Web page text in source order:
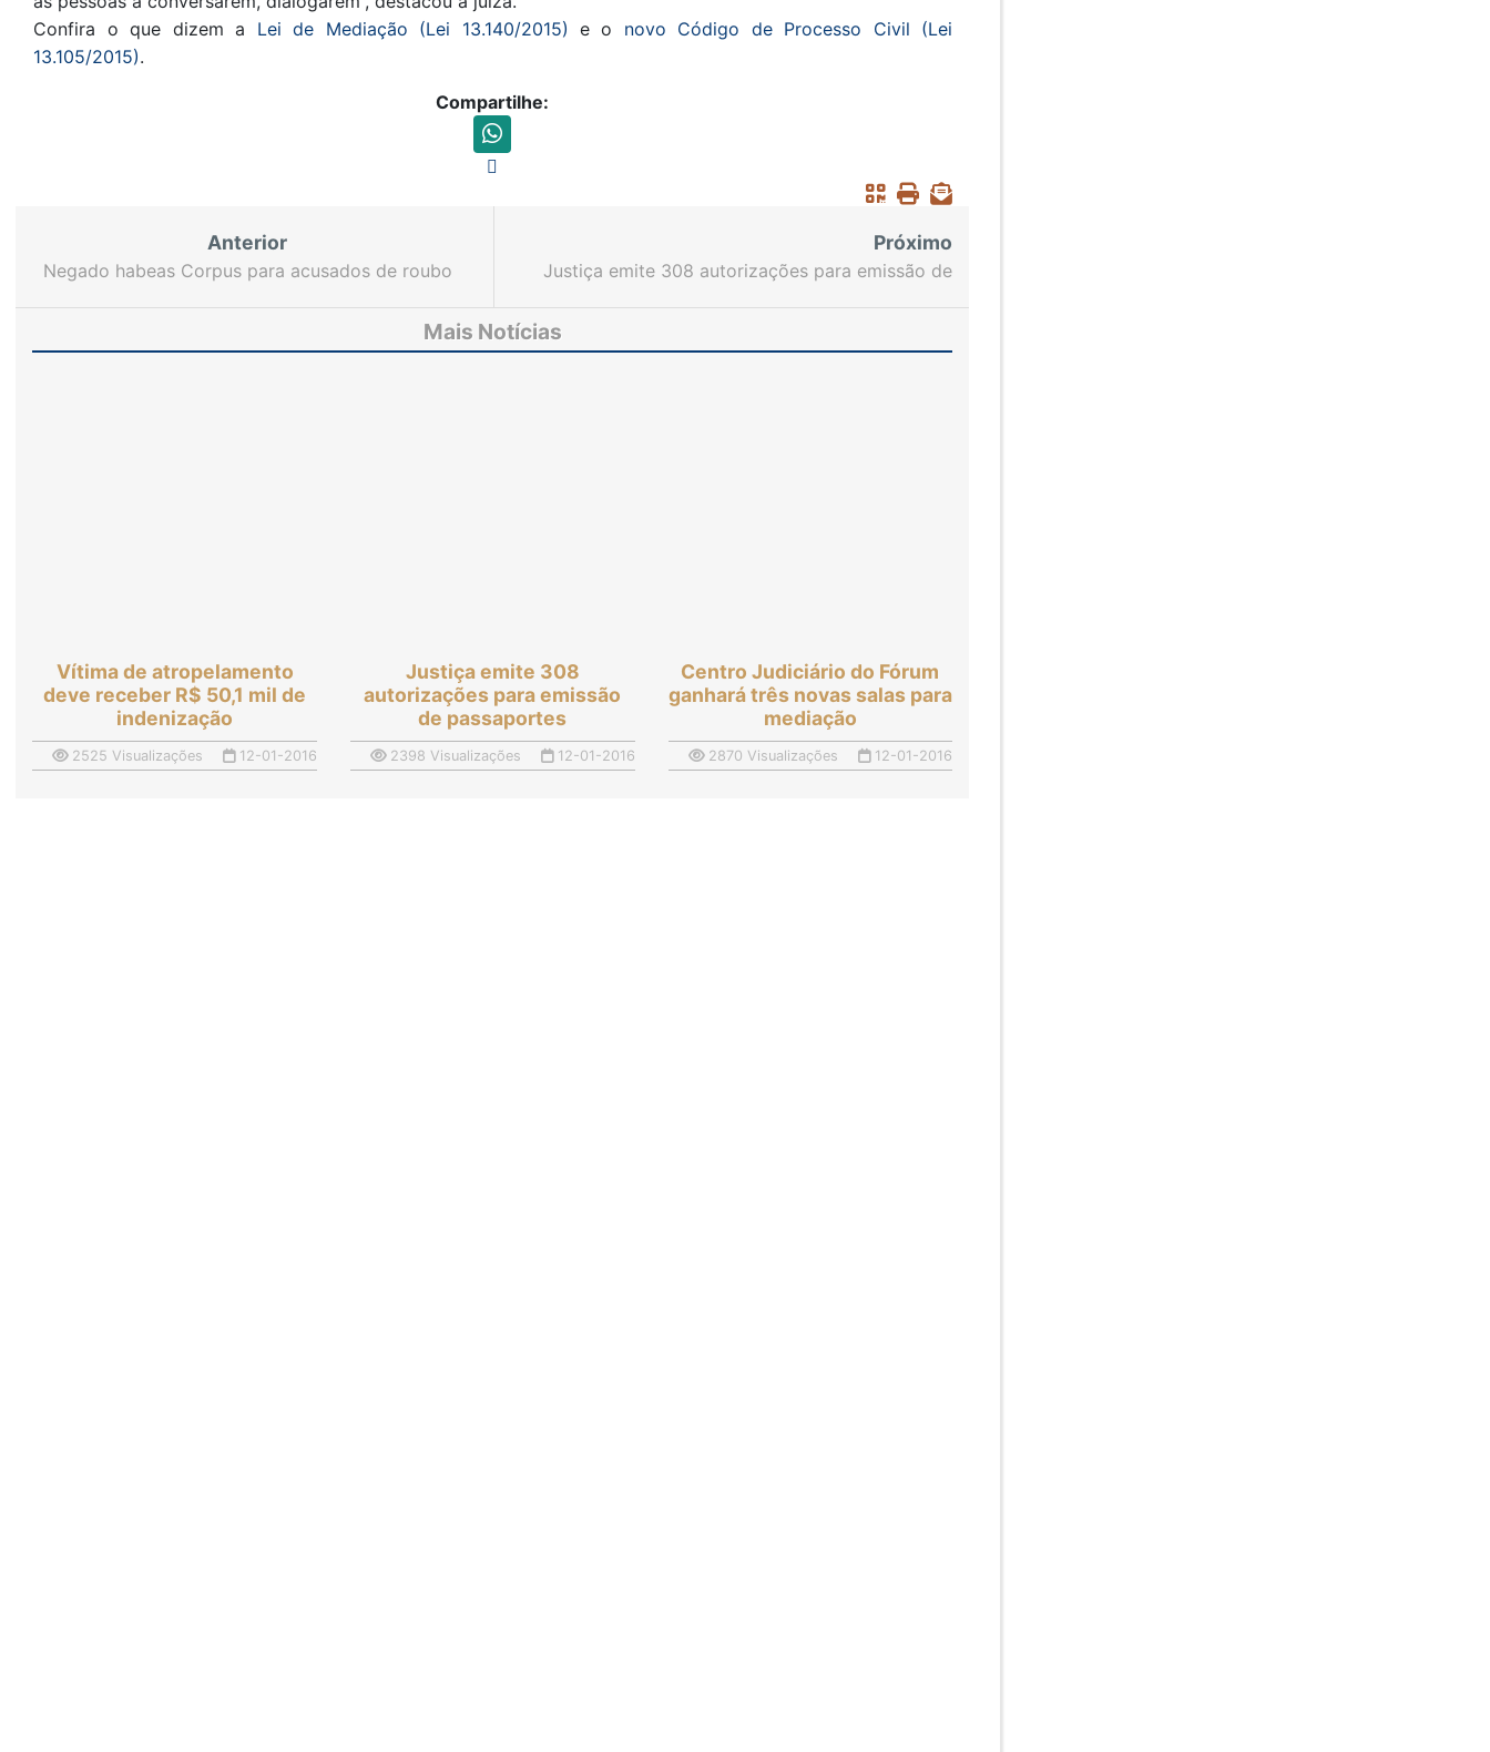
Confira o que dizem a Lei de Mediação (Lei 13.140/2015) e o novo Código de Processo Civil (Lei
13.105/2015).
Compartilhe:
Anterior
Negado habeas Corpus para acusados de roubo
Próximo
Justiça emite 308 autorizações para emissão de
Mais Notícias
Vítima de atropelamento
deve receber R$ 50,1 mil de
indenização
2525 Visualizações 12-01-2016
Justiça emite 308
autorizações para emissão
de passaportes
2398 Visualizações 12-01-2016
Centro Judiciário do Fórum
ganhará três novas salas para
mediação
2870 Visualizações 12-01-2016